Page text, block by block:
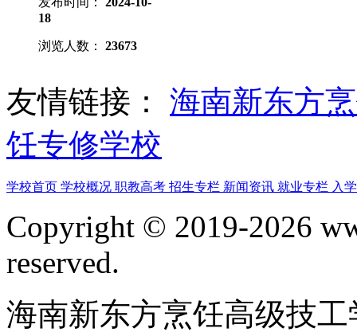
18
浏览人数： 23673
友情链接：
海南新东方
饪专修学校
学校首页 学校概况 职教高考 招生专栏 新闻资讯 就业专栏 入
Copyright © 2019-2026
reserved.
海南新东方烹饪高级技